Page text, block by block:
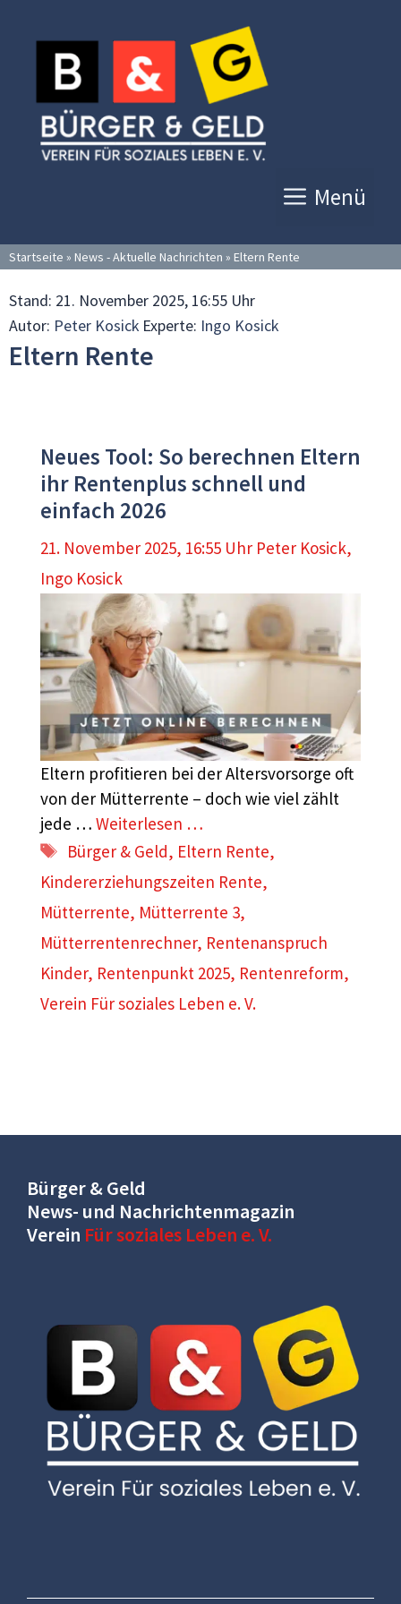
Inhalt
springen
Menü
Startseite » News - Aktuelle Nachrichten » Eltern Rente
Stand: 21. November 2025, 16:55 Uhr
Autor: Peter Kosick Experte: Ingo Kosick
Eltern Rente
Neues Tool: So berechnen Eltern
ihr Rentenplus schnell und
einfach 2026
21. November 2025, 16:55 Uhr Peter Kosick,
Ingo Kosick
Eltern profitieren bei der Altersvorsorge oft
von der Mütterrente – doch wie viel zählt
jede … Weiterlesen …
Schlagwörter
Bürger & Geld, Eltern Rente,
Kindererziehungszeiten Rente,
Mütterrente, Mütterrente 3,
Mütterrentenrechner, Rentenanspruch
Kinder, Rentenpunkt 2025, Rentenreform,
Verein Für soziales Leben e. V.
Bürger & Geld
News- und Nachrichtenmagazin
Verein Für soziales Leben e. V.